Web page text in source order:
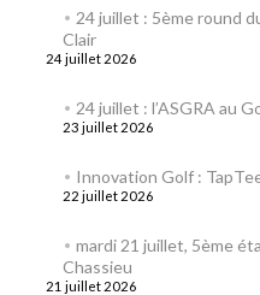
24 juillet : 5ème round
Clair
24 juillet 2026
24 juillet : l’ASGRA au
23 juillet 2026
Innovation Golf :
22 juillet 2026
mardi 21 juillet, 5ème
Chassieu
21 juillet 2026